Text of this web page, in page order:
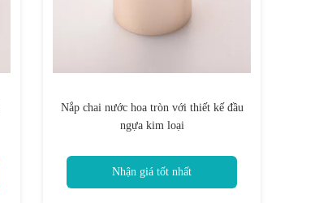
Nắp chai nước hoa tròn với thiết kế đầu
ngựa kim loại
Nhận giá tốt nhất